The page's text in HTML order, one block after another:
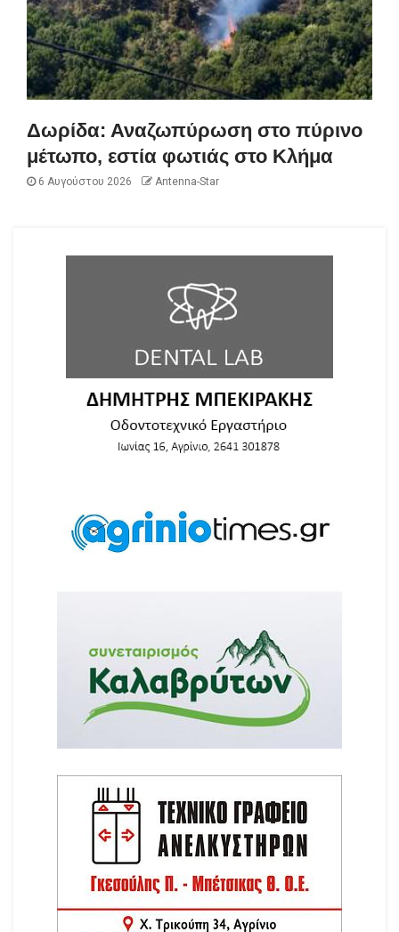
Δωρίδα: Αναζωπύρωση στο πύρινο
μέτωπο, εστία φωτιάς στο Κλήμα
6 Αυγούστου 2026 Antenna-Star